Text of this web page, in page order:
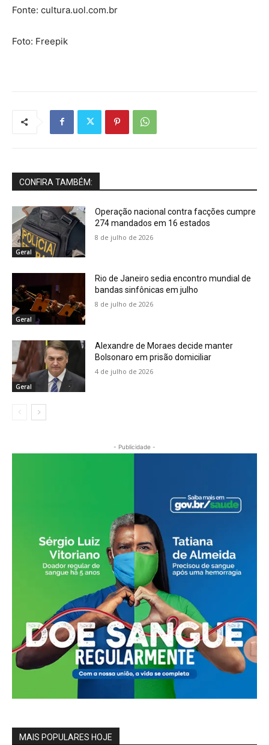
Fonte: cultura.uol.com.br
Foto: Freepik
CONFIRA TAMBÉM:
Geral
Operação nacional contra facções cumpre
274 mandados em 16 estados
8 de julho de 2026
Geral
Rio de Janeiro sedia encontro mundial de
bandas sinfônicas em julho
8 de julho de 2026
Geral
Alexandre de Moraes decide manter
Bolsonaro em prisão domiciliar
4 de julho de 2026
- Publicidade -
MAIS POPULARES HOJE